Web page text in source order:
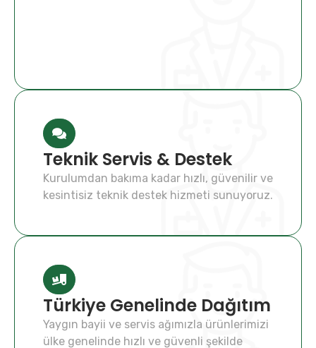
Teknik Servis & Destek
Kurulumdan bakıma kadar hızlı, güvenilir ve
kesintisiz teknik destek hizmeti sunuyoruz.
Türkiye Genelinde Dağıtım
Yaygın bayii ve servis ağımızla ürünlerimizi
ülke genelinde hızlı ve güvenli şekilde